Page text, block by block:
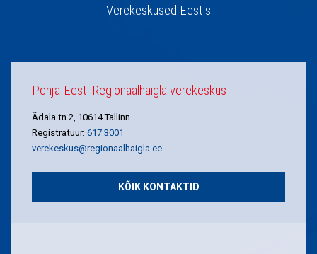
Verekeskused Eestis
Põhja-Eesti Regionaalhaigla verekeskus
Ädala tn 2, 10614 Tallinn
Registratuur: 617 3001
verekeskus@regionaalhaigla.ee
KÕIK KONTAKTID